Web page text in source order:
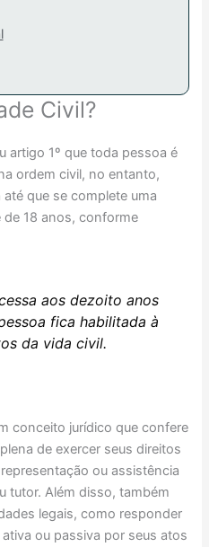
Civil?
artigo 1º que toda pessoa é
ordem civil, no entanto,
que se complete uma
de 18 anos, conforme
aos dezoito anos
fica habilitada à
da vida civil.
conceito jurídico que confere
de exercer seus direitos
ou assistência
tutor. Além disso, também
legais, como responder
ou passiva por seus atos